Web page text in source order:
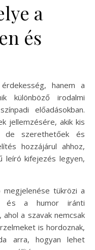
a
és
hanem a
különböző irodalmi
előadásokban.
jellemzésére, akik kis
de szerethetőek és
hozzájárul ahhoz,
leíró kifejezés legyen,
megjelenése tükrözi a
és a humor iránti
a szavak nemcsak
is hordoznak,
arra, hogyan lehet